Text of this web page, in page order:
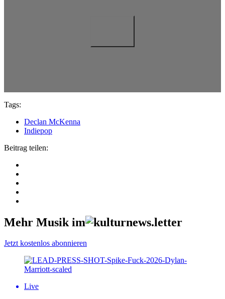
Tags:
Declan McKenna
Indiepop
Beitrag teilen:
Mehr Musik im
Jetzt kostenlos abonnieren
Live